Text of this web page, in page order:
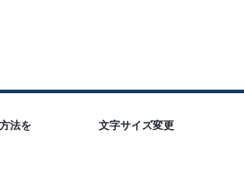
文字サイズ変更
法を